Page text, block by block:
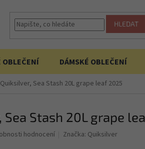
HLEDAT
OBLEČENÍ DÁMSKÉ OBLEČENÍ
Sea Stash 20L grape leaf 2025
Sea Stash 20L grape
hodnocení Značka: Quiksilver